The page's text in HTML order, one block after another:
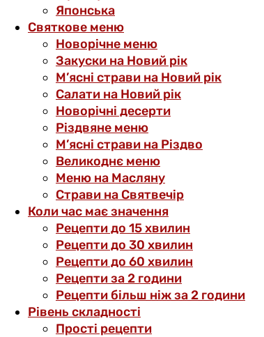
Японська
Святкове меню
Новорічне меню
Закуски на Новий рік
М’ясні страви на Новий рік
Салати на Новий рік
Новорічні десерти
Різдвяне меню
М’ясні страви на Різдво
Великоднє меню
Меню на Масляну
Страви на Святвечір
Коли час має значення
Рецепти до 15 хвилин
Рецепти до 30 хвилин
Рецепти до 60 хвилин
Рецепти за 2 години
Рецепти більш ніж за 2 години
Рівень складності
Прості рецепти